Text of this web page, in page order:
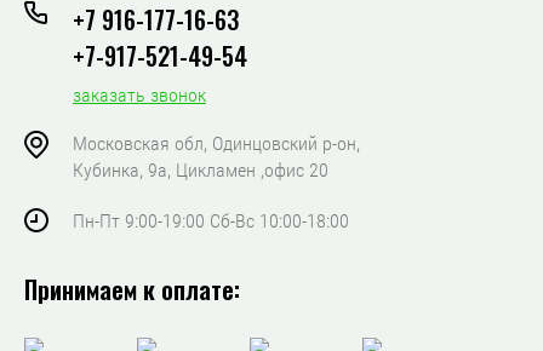
+7 916-177-16-63
+7-917-521-49-54
заказать звонок
Московская обл, Одинцовский р-он,
Кубинка, 9а, Цикламен ,офис 20
Пн-Пт 9:00-19:00 Сб-Вс 10:00-18:00
Принимаем к оплате: